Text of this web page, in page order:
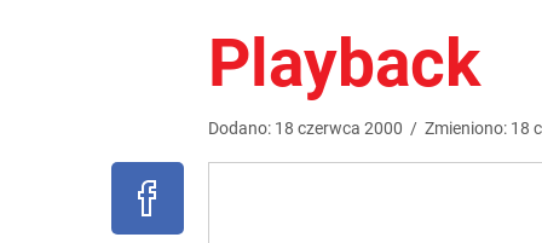
Playback
Dodano: 18 czerwca 2000 / Zmieniono: 18